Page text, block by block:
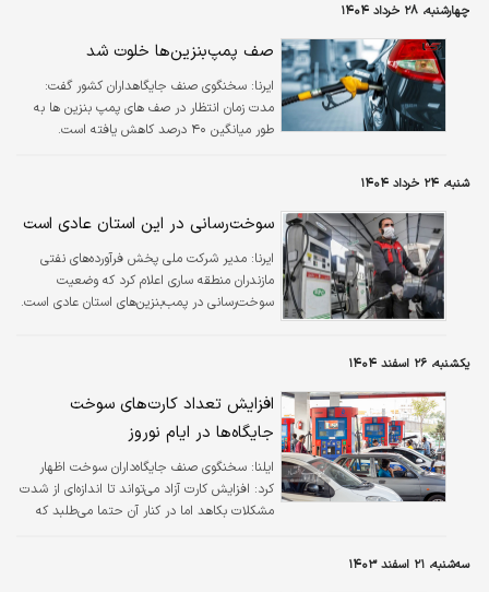
چهارشنبه، ۲۸ خرداد ۱۴۰۴
صف پمپ‌بنزین‌ها خلوت شد
ایرنا: سخنگوی صنف جایگاهداران کشور گفت:
مدت زمان انتظار در صف های پمپ بنزین ها به
طور میانگین ۴۰ درصد کاهش یافته است.
شنبه، ۲۴ خرداد ۱۴۰۴
سوخت‌رسانی در این استان عادی است
ایرنا: مدیر شرکت ملی پخش فرآورده‌های نفتی
مازندران منطقه ساری اعلام کرد که وضعیت
سوخت‌رسانی در پمب‌بنزین‌های استان عادی است.
یکشنبه، ۲۶ اسفند ۱۴۰۴
افزایش تعداد کارت‌های سوخت
جایگاه‌ها در ایام نوروز
ایلنا: سخنگوی صنف جایگاه‌داران سوخت اظهار
کرد: افزایش کارت آزاد می‌تواند تا اندازه‌ای از شدت
مشکلات بکاهد اما در کنار آن حتما می‌طلبد که
سه‌شنبه، ۲۱ اسفند ۱۴۰۳